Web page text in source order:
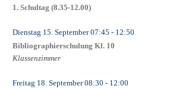
1. Schultag (8.35-12.00)
Dienstag 15. September07:45 - 12:50
Bibliographierschulung Kl. 10
Klassenzimmer
Freitag 18. September08:30 - 12:00